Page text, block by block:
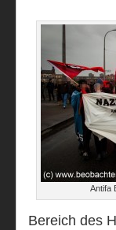
Antifa
Bereich des